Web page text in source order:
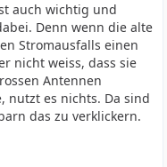
auch wichtig und
Denn wenn die alte
Stromausfalls einen
nicht weiss, dass sie
Antennen
nutzt es nichts. Da sind
das zu verklickern.